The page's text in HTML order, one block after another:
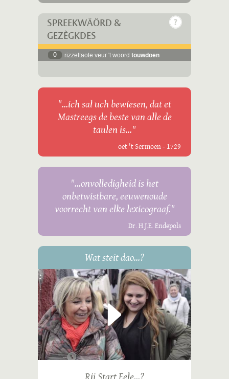
SPREEKWÄÖRD &
GEZÈGKDES
0 rizzeltaote veur 't woord touwdoen
"...ich sal uch bewiesen, dat et
Mastreegs de beste van alle de
taulen is..."
oet 't Sermoen - 1729
"...onvolledigheid is het
onbetwistbare, eeuwenoude
voorrecht van elke lexicograaf."
Dr. H.J.E. Endepols
Wat steit dao...?